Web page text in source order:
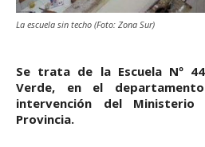
La escuela sin techo (Foto: Zona Sur)
Se trata de la Escuela Nº
Verde, en el
intervención del
Provincia.